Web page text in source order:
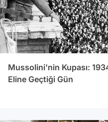
Mussolini'nin Kupası:
Eline Geçtiği Gün